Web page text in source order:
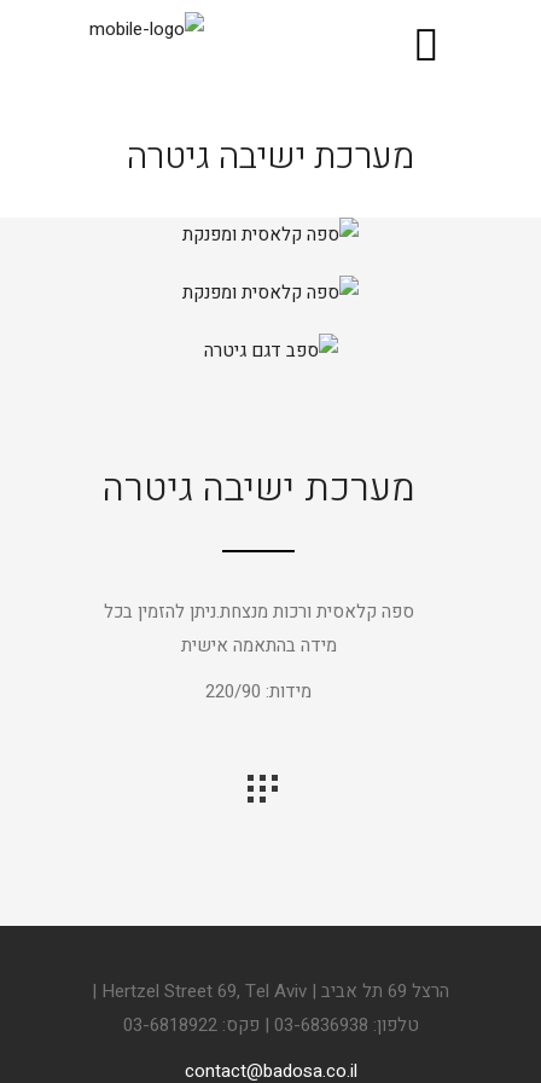
מערכת ישיבה גיטרה
מערכת ישיבה גיטרה
ספה קלאסית ורכות מנצחת.ניתן להזמין בכל
מידה בהתאמה אישית
מידות: 220/90
הרצל 69 תל אביב | Hertzel Street 69, Tel Aviv |
טלפון: 03-6836938 | פקס: 03-6818922
contact@badosa.co.il